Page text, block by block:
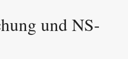
und NS-